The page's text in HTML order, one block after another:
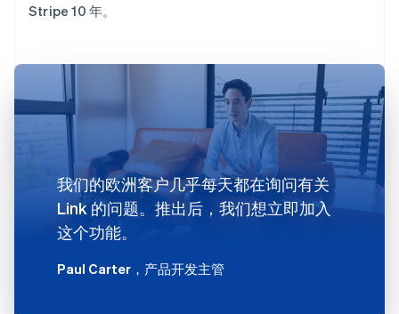
Stripe 10 年。
我们的欧洲客户几乎每天都在询问有关
Link 的问题。推出后，我们想立即加入
这个功能。
Paul Carter ，产品开发主管